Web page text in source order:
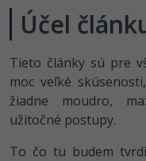
Blog
Médiá
Kariéra
Účel
Tieto články sú pre
moc veľké
žiadne moudro,
užitočné postupy.
To čo tu budem